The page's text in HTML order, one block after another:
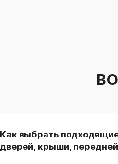
Как выбрать
дверей, крыши,